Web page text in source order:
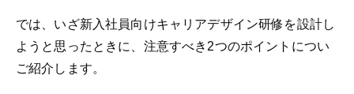
では、いざ新入社員向けキャリアデザイン研修を設計し
ようと思ったときに、注意すべき2つのポイントについ
ご紹介します。